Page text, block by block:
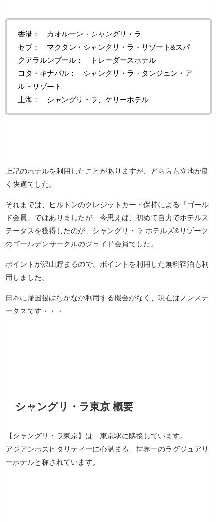
香港： カオルーン・シャングリ・ラ
セブ： マクタン・シャングリ・ラ・リゾート&スパ
クアラルンプール： トレーダースホテル
コタ・キナバル： シャングリ・ラ・タンジュン・ア
ル・リゾート
上海： シャングリ・ラ、ケリーホテル
上記のホテルを利用したことがありますが、どちらも立地が良
く快適でした。
それまでは、ヒルトンのクレジットカード保持による「ゴール
ド会員」ではありましたが、今思えば、初めて自力でホテルス
テータスを獲得したのが、シャングリ・ラ ホテルズ&リゾーツ
のゴールデンサークルのジェイド会員でした。
ポイントが沢山貯まるので、ポイントを利用した無料宿泊も利
用しました。
日本に帰国後はなかなか利用する機会がなく、現在はノンステ
ータスです・・・
シャングリ・ラ東京 概要
【シャングリ・ラ東京】は、東京駅に隣接しています。
アジアンホスピタリティーに心温まる、世界一のラグジュアリ
ーホテルと称されています。